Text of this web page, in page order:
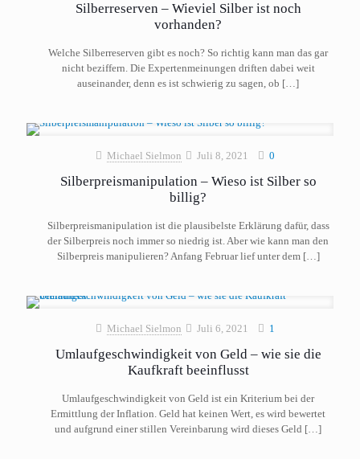
Silberreserven – Wieviel Silber ist noch
vorhanden?
Welche Silberreserven gibt es noch? So richtig kann man das gar
nicht beziffern. Die Expertenmeinungen driften dabei weit
auseinander, denn es ist schwierig zu sagen, ob […]
Michael Sielmon Juli 8, 2021 0
Silberpreismanipulation – Wieso ist Silber so
billig?
Silberpreismanipulation ist die plausibelste Erklärung dafür, dass
der Silberpreis noch immer so niedrig ist. Aber wie kann man den
Silberpreis manipulieren? Anfang Februar lief unter dem[…]
Michael Sielmon Juli 6, 2021 1
Umlaufgeschwindigkeit von Geld – wie sie die
Kaufkraft beeinflusst
Umlaufgeschwindigkeit von Geld ist ein Kriterium bei der
Ermittlung der Inflation. Geld hat keinen Wert, es wird bewertet
und aufgrund einer stillen Vereinbarung wird dieses Geld […]